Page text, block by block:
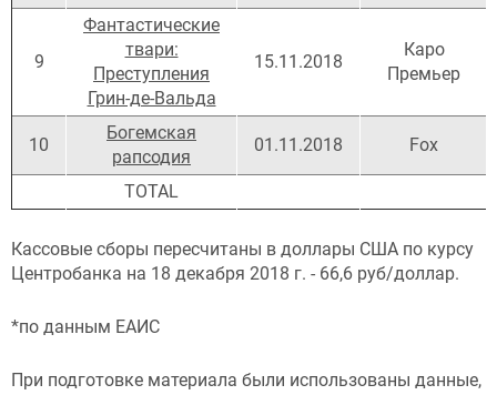
9
Фантастические
твари:
Преступления
Грин-де-Вальда
15.11.2018
Каро
Премьер
10
Богемская
рапсодия
01.11.2018 Fox
ТОТАL
Кассовые сборы пересчитаны в доллары США по курсу
Центробанка на 18 декабря 2018 г. - 66,6 руб/доллар.
*по данным ЕАИС
При подготовке материала были использованы данные,